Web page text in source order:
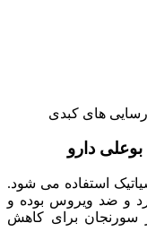
های کبدی
دارو
استفاده می شود.
و ضد ویروس بوده و
برای کاهش